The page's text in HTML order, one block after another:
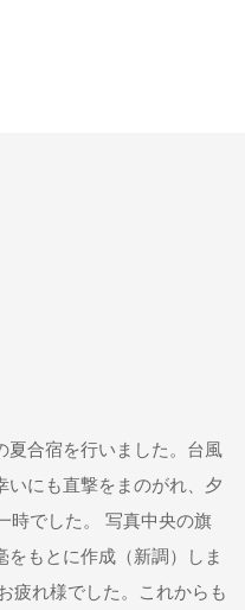
夏合宿を行いました。台風
いにも直撃をまのがれ、夕
時でした。 写真中央の旗
もとに作成（新調）しま
疲れ様でした。これからも